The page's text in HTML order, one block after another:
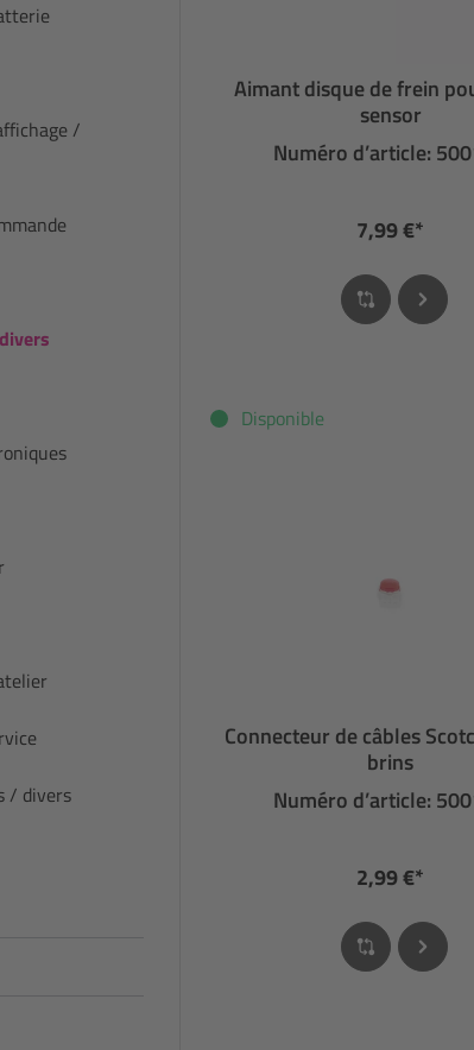
/
/ divers
Aimant disque de frein
sensor
Numéro d’article:
7,99 €*
Disponible
Connecteur de câbles
brins
Numéro d’article:
2,99 €*